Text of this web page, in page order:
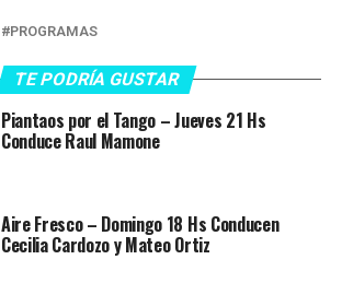
PROGRAMAS
TE PODRÍA GUSTAR
Piantaos por el Tango – Jueves 21 Hs
Conduce Raul Mamone
Aire Fresco – Domingo 18 Hs Conducen
Cecilia Cardozo y Mateo Ortiz